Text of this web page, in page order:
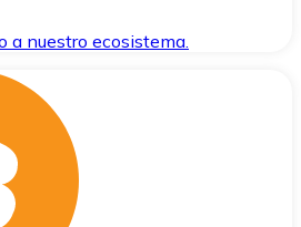
a nuestro ecosistema.